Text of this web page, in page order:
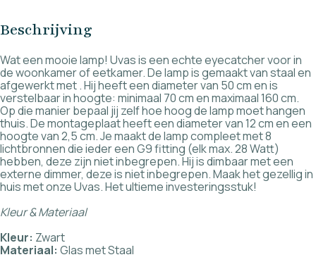
Beschrijving
Wat een mooie lamp! Uvas is een echte eyecatcher voor in
de woonkamer of eetkamer. De lamp is gemaakt van staal en
afgewerkt met . Hij heeft een diameter van 50 cm en is
verstelbaar in hoogte: minimaal 70 cm en maximaal 160 cm.
Op die manier bepaal jij zelf hoe hoog de lamp moet hangen
thuis. De montageplaat heeft een diameter van 12 cm en een
hoogte van 2,5 cm. Je maakt de lamp compleet met 8
lichtbronnen die ieder een G9 fitting (elk max. 28 Watt)
hebben, deze zijn niet inbegrepen. Hij is dimbaar met een
externe dimmer, deze is niet inbegrepen. Maak het gezellig in
huis met onze Uvas. Het ultieme investeringsstuk!
Kleur & Materiaal
Kleur: Zwart
Materiaal: Glas met Staal